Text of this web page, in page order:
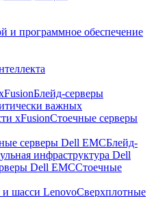
и программное обеспечение
Блейд-серверы
важных
xFusionСтоечные серверы
серверы Dell EMCБлейд-
инфраструктура Dell
Dell EMCСтоечные
и шасси LenovoСверхплотные